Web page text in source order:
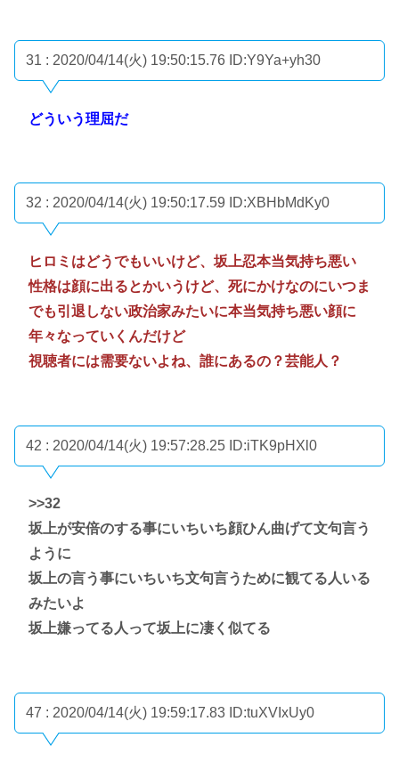
31 : 2020/04/14(火) 19:50:15.76 ID:Y9Ya+yh30
どういう理屈だ
32 : 2020/04/14(火) 19:50:17.59 ID:XBHbMdKy0
ヒロミはどうでもいいけど、坂上忍本当気持ち悪い
性格は顔に出るとかいうけど、死にかけなのにいつま
でも引退しない政治家みたいに本当気持ち悪い顔に
年々なっていくんだけど
視聴者には需要ないよね、誰にあるの？芸能人？
42 : 2020/04/14(火) 19:57:28.25 ID:iTK9pHXl0
>>32
坂上が安倍のする事にいちいち顔ひん曲げて文句言う
ように
坂上の言う事にいちいち文句言うために観てる人いる
みたいよ
坂上嫌ってる人って坂上に凄く似てる
47 : 2020/04/14(火) 19:59:17.83 ID:tuXVIxUy0